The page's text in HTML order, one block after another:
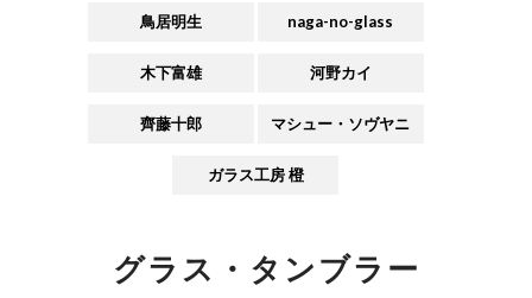
鳥居明生 naga-no-glass
木下富雄 河野カイ
齊藤十郎 マシュー・ソヴヤニ
ガラス工房 橙
グラス・タンブラー